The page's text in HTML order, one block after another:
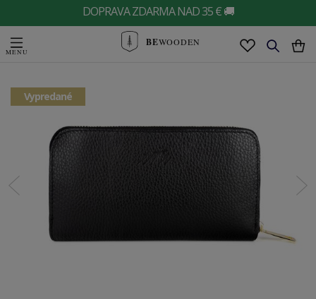
DOPRAVA ZDARMA NAD 35 € 🚚
BEWOODEN
Vypredané